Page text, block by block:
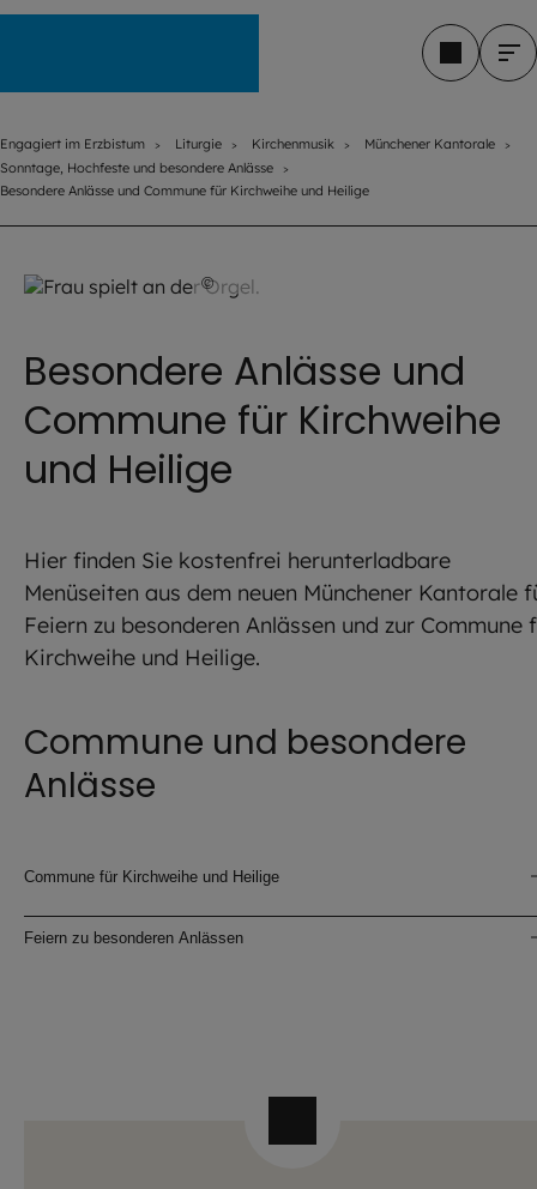
Engagiert im Erzbistum Liturgie Kirchenmusik
Münchener Kantorale
Sonntage, Hochfeste und besondere Anlässe
Besondere Anlässe und Commune für Kirchweihe und Heilige
© istock.com / kool99
Besondere Anlässe und
Commune für Kirchweihe
und Heilige
Hier finden Sie kostenfrei herunterladbare
Menüseiten aus dem neuen Münchener Kantorale
Feiern zu besonderen Anlässen und zur Commune
Kirchweihe und Heilige.
Commune und besondere
Anlässe
Commune für Kirchweihe und Heilige
Feiern zu besonderen Anlässen